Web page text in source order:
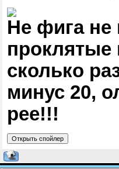
Не фига не
проклятые
сколько
минус 20,
рее!!!